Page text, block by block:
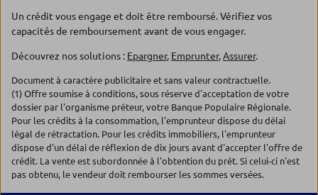
Un crédit vous engage et doit être remboursé. Vérifiez vos
capacités de remboursement avant de vous engager.
Découvrez nos solutions : Epargner, Emprunter,Assurer.
Document à caractère publicitaire et sans valeur contractuelle.
(1) Offre soumise à conditions, sous réserve d'acceptation de votre
dossier par l'organisme prêteur, votre Banque Populaire Régionale.
Pour les crédits à la consommation, l'emprunteur dispose du délai
légal de rétractation. Pour les crédits immobiliers, l'emprunteur
dispose d'un délai de réflexion de dix jours avant d'accepter l'offre de
crédit. La vente est subordonnée à l'obtention du prêt. Si celui-ci n'est
pas obtenu, le vendeur doit rembourser les sommes versées.